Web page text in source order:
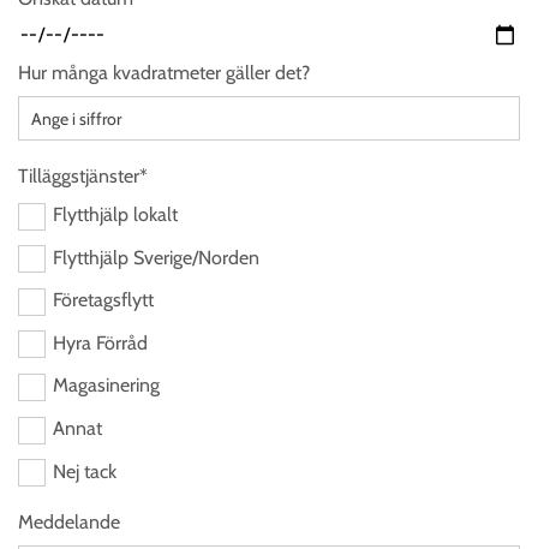
Hur många kvadratmeter gäller det?
Tilläggstjänster*
Flytthjälp lokalt
Flytthjälp Sverige/Norden
Företagsflytt
Hyra Förråd
Magasinering
Annat
Nej tack
Meddelande